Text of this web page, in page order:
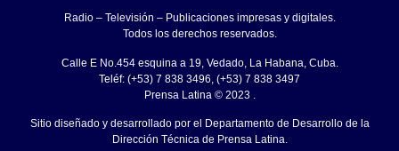
Radio – Televisión – Publicaciones impresas y digitales.
Todos los derechos reservados.
Calle E No.454 esquina a 19, Vedado, La Habana, Cuba.
Teléf: (+53) 7 838 3496, (+53) 7 838 3497
Prensa Latina © 2023 .
Sitio diseñado y desarrollado por el Departamento de Desarrollo de la
Dirección Técnica de Prensa Latina.